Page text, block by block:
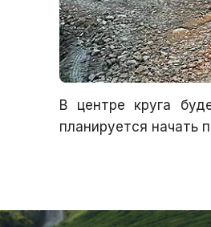
В центре круга
планируется начать